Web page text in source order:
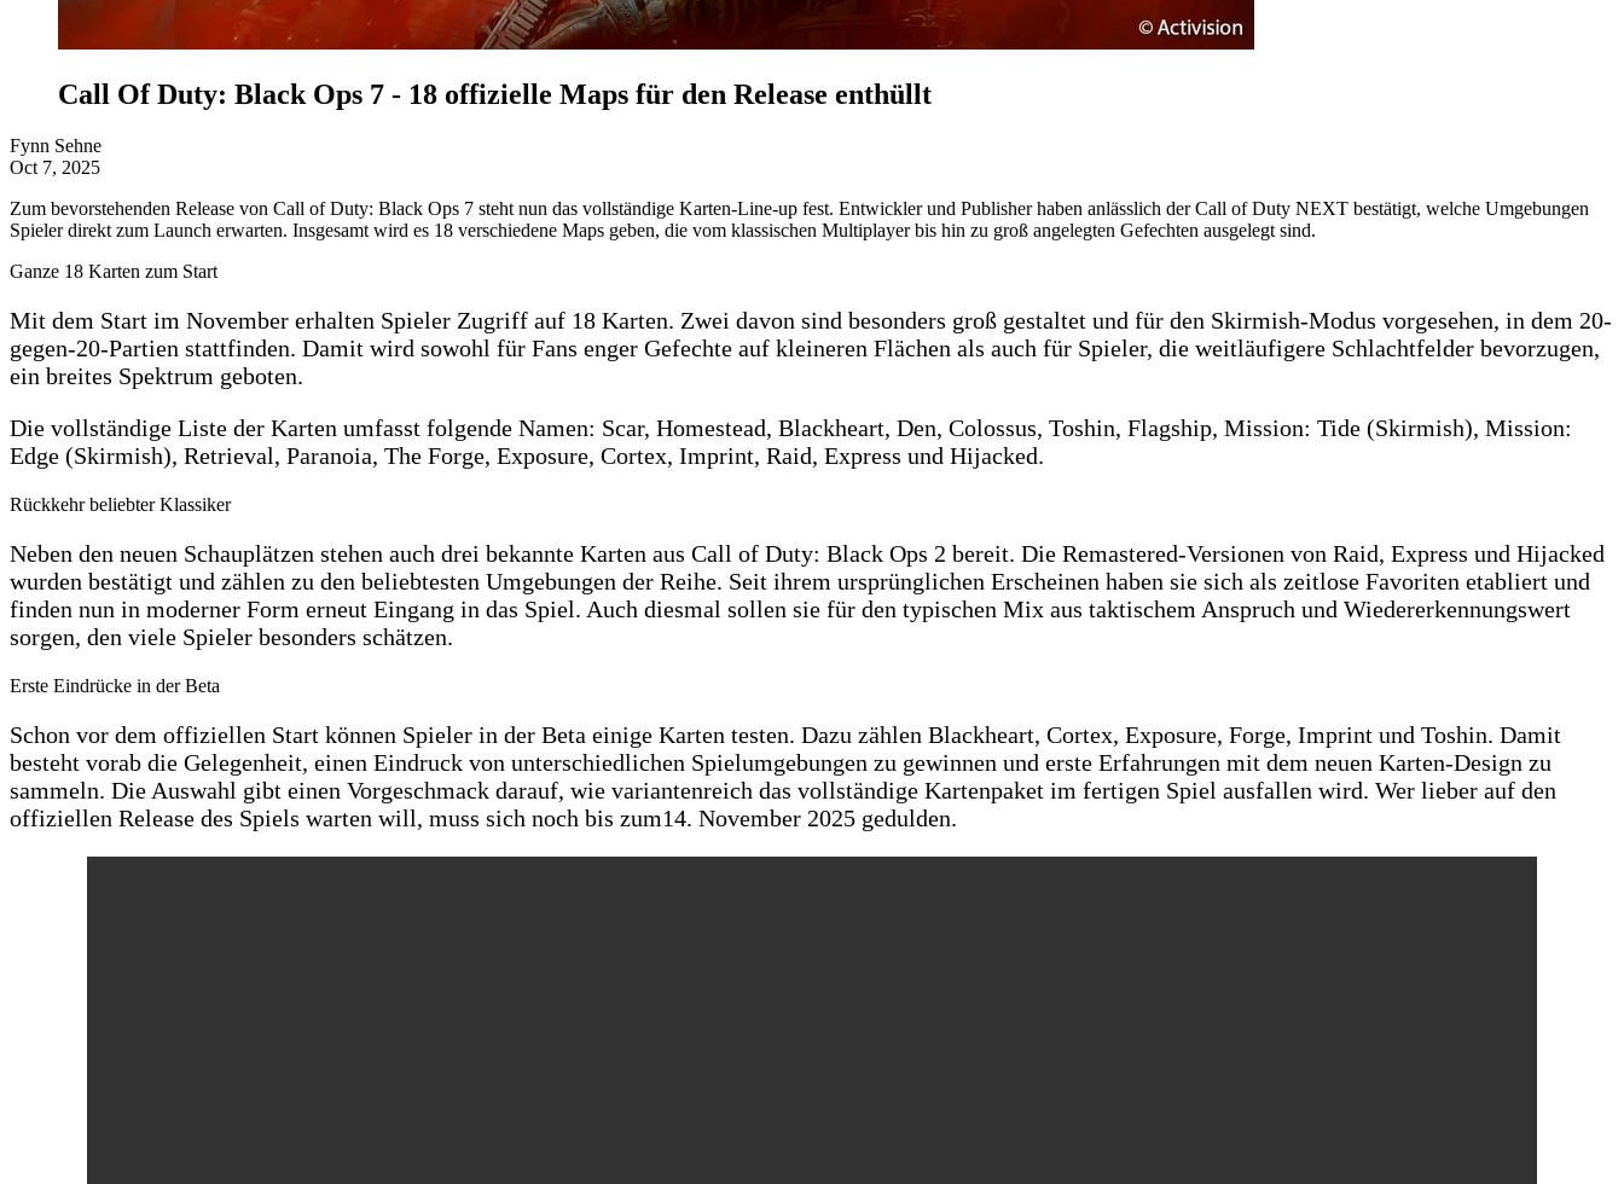
Call Of Duty: Black Ops 7 - 18 offizielle Maps für den Release enthüllt
Fynn Sehne
Oct 7, 2025
Zum bevorstehenden Release von Call of Duty: Black Ops 7 steht nun das vollständige Karten-Line-up fest. Entwickler und Publisher haben anlässlich der Call of Duty NEXT bestätigt, welche Umgebungen
Spieler direkt zum Launch erwarten. Insgesamt wird es 18 verschiedene Maps geben, die vom klassischen Multiplayer bis hin zu groß angelegten Gefechten ausgelegt sind.
Ganze 18 Karten zum Start
Mit dem Start im November erhalten Spieler Zugriff auf 18 Karten. Zwei davon sind besonders groß gestaltet und für den Skirmish-Modus vorgesehen, in dem 20-
gegen-20-Partien stattfinden. Damit wird sowohl für Fans enger Gefechte auf kleineren Flächen als auch für Spieler, die weitläufigere Schlachtfelder bevorzugen,
ein breites Spektrum geboten.
Die vollständige Liste der Karten umfasst folgende Namen: Scar, Homestead, Blackheart, Den, Colossus, Toshin, Flagship, Mission: Tide (Skirmish), Mission:
Edge (Skirmish), Retrieval, Paranoia, The Forge, Exposure, Cortex, Imprint, Raid, Express und Hijacked.
Rückkehr beliebter Klassiker
Neben den neuen Schauplätzen stehen auch drei bekannte Karten aus Call of Duty: Black Ops 2 bereit. Die Remastered-Versionen von Raid, Express und Hijacked
wurden bestätigt und zählen zu den beliebtesten Umgebungen der Reihe. Seit ihrem ursprünglichen Erscheinen haben sie sich als zeitlose Favoriten etabliert und
finden nun in moderner Form erneut Eingang in das Spiel. Auch diesmal sollen sie für den typischen Mix aus taktischem Anspruch und Wiedererkennungswert
sorgen, den viele Spieler besonders schätzen.
Erste Eindrücke in der Beta
Schon vor dem offiziellen Start können Spieler in der Beta einige Karten testen. Dazu zählen Blackheart, Cortex, Exposure, Forge, Imprint und Toshin. Damit
besteht vorab die Gelegenheit, einen Eindruck von unterschiedlichen Spielumgebungen zu gewinnen und erste Erfahrungen mit dem neuen Karten-Design zu
sammeln. Die Auswahl gibt einen Vorgeschmack darauf, wie variantenreich das vollständige Kartenpaket im fertigen Spiel ausfallen wird. Wer lieber auf den
offiziellen Release des Spiels warten will, muss sich noch bis zum14. November 2025 gedulden.